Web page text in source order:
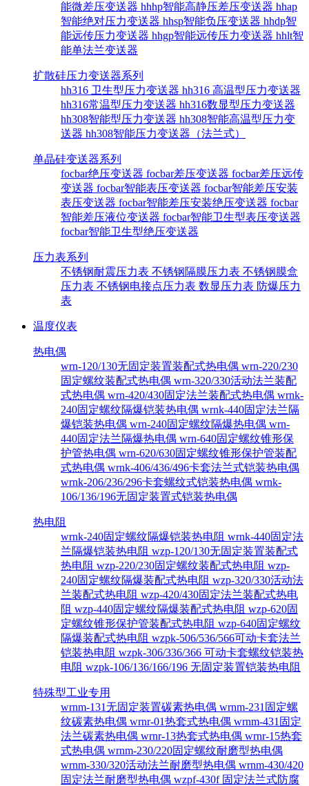
能微差压变送器 hhhp智能高静压差压变送器 hhap
智能绝对压力变送器 hhsp智能负压变送器 hhdp智
能远传压力变送器 hhgp智能远传压力变送器 hhlt智
能单法兰变送器
扩散硅压力变送器系列
hh316 卫生型压力变送器 hh316 高温型压力变送器
hh316常温型压力变送器 hh316数显型压力变送器
hh308智能型压力变送器 hh308智能高温型压力变
送器 hh308智能压力变送器（法兰式）
单晶硅变送器系列
focbar绝压变送器 focbar差压变送器 focbar差压远传
变送器 focbar智能表压变送器 focbar智能差压安装
表压变送器 focbar智能差压安装绝压变送器 focbar
智能差压液位变送器 focbar智能卫生型表压变送器
focbar智能卫生型绝压变送器
压力表系列
不锈钢耐震压力表 不锈钢隔膜压力表 不锈钢膜盒
压力表 不锈钢电接点压力表 数显压力表 防爆压力
表
温度仪表
热电偶
wrn-120/130无固定装置装配式热电偶 wrn-220/230
固定螺纹装配式热电偶 wrn-320/330活动法兰装配
式热电偶 wrn-420/430固定法兰装配式热电偶 wrnk-
240固定螺纹隔爆铠装热电偶 wrnk-440固定法兰隔
爆铠装热电偶 wrn-240固定螺纹隔爆热电偶 wrn-
440固定法兰隔爆热电偶 wrn-640固定螺纹锥形保
护管热电偶 wrn-620/630固定螺纹锥形保护管装配
式热电偶 wrnk-406/436/496卡套法兰式铠装热电偶
wrnk-206/236/296卡套螺纹式铠装热电偶 wrnk-
106/136/196无固定装置式铠装热电偶
热电阻
wrnk-240固定螺纹隔爆铠装热电阻 wrnk-440固定法
兰隔爆铠装热电阻 wzp-120/130无固定装置装配式
热电阻 wzp-220/230固定螺纹装配式热电阻 wzp-
240固定螺纹隔爆装配式热电阻 wzp-320/330活动法
兰装配式热电阻 wzp-420/430固定法兰装配式热电
阻 wzp-440固定螺纹隔爆装配式热电阻 wzp-620固
定螺纹锥形保护管装配式热电阻 wzp-640固定螺纹
隔爆装配式热电阻 wzpk-506/536/566可动卡套法兰
铠装热电阻 wzpk-306/336/366 可动卡套螺纹铠装热
电阻 wzpk-106/136/166/196 无固定装置铠装热电阻
特殊型工业专用
wrnm-131无固定装置碳素热电偶 wrnm-231固定螺
纹碳素热电偶 wrnr-01热套式热电偶 wrnm-431固定
法兰碳素热电偶 wrnr-13热套式热电偶 wrnr-15热套
式热电偶 wrnm-230/220固定螺纹耐磨型热电偶
wrnm-330/320活动法兰耐磨型热电偶 wrnm-430/420
固定法兰耐磨型热电偶 wzpf-430f 固定法兰式防腐